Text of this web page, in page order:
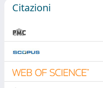
Citazioni